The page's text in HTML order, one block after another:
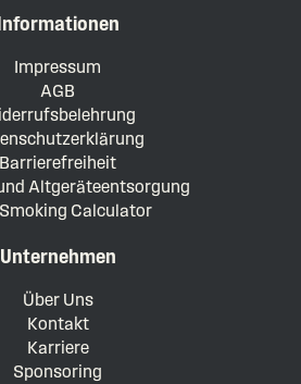
Impressum
AGB
Barrierefreiheit
Altgeräteentsorgung
Calculator
Unternehmen
Über Uns
Kontakt
Karriere
Sponsoring